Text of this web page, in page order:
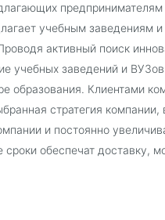
учебным заведениям
активный поиск
учебных заведений и
образования. Клиентами
стратегия
и постоянно
сроки обеспечат доставку,